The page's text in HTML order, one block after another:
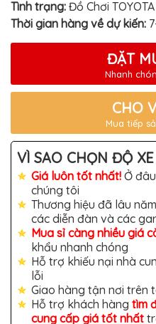
Ô
TÔ
ĐỒ
MỚI
NHẤT
CHƠI
XE
HƠI
CAO
CẤP
ĐỒ
CHƠI
XE
MÁY
DÁN
DECAL
TÔ
ISUZU
Tình trạng: Đồ Chơi
Thời gian hàng về dự kiến:
ĐẶT
Nhanh
CHO
Mua tiếp
VÌ SAO CHỌN ĐỘ
Giá luôn tốt nhất! Ở
chúng tôi
Thương hiệu đã lâu
các diễn đàn và các
Mua sỉ càng nhiều giá
khẩu nhanh chóng
Hỗ trợ khiếu nại nhà
lỗi
Giao hàng tận nơi trên
Hỗ trợ khách hàng tìm
cung cấp giá tốt nhất